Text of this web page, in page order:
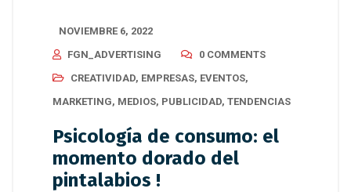
NOVIEMBRE 6, 2022
FGN_ADVERTISING
0 COMMENTS
CREATIVIDAD, EMPRESAS, EVENTOS,
MARKETING, MEDIOS, PUBLICIDAD, TENDENCIAS
Psicología de consumo: el
momento dorado del
pintalabios !